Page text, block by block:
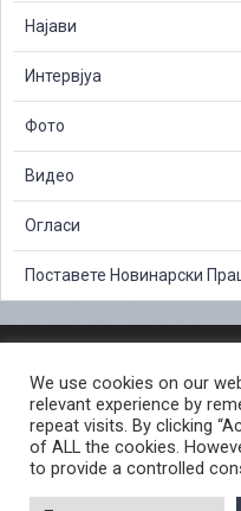
Најави
Интервјуа
Фото
Видео
Огласи
Поставете Новинарски
СЛОБОДЕН ПРИСТАП ДО
ПОСТАПКА ЗА ПРИЈАВА НА
ПОЛИТИКА ЗА
We use cookies on our
relevant experience by
repeat visits. By clicking
of ALL the cookies.
to provide a controlled